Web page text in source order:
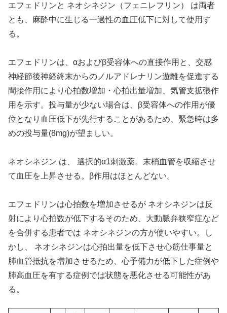
エフェドリンと ネオシネジン（フェニレフリン） は両者
とも、麻酔中に生じる一過性の血圧低下に対して使用す
る。
エフェドリンは、αおよびβ受容体への直接作用と、交感
神経節後神経終末からのノルアドレナリン遊離を促進する
間接作用により心拍数増加・心拍出量増加、気管支拡張作
用を示す。投与量が少ない場合は、β受容体への作用が優
位となり血圧低下が先行することがあるため、緊急時は多
めの投与量(8mg)が望ましい。
ネオシネジン は、 選択的α1刺激薬。末梢血管を収縮させ
て血圧を上昇させる。β作用はほとんどない。
エフェドリンは心拍数を増加させるが ネオシネジンは反
射により心拍数が低下するそのため、大動脈弁狭窄症など
を合併する患者では ネオシネジンの方が使いやすい。し
かし、 ネオシネジンは心拍出量を低下させ心筋仕事量と
肺血管抵抗を増加させるため、心予備力が低下した症例や
肺高血圧を有する症例では状態を悪化させる可能性があ
る。